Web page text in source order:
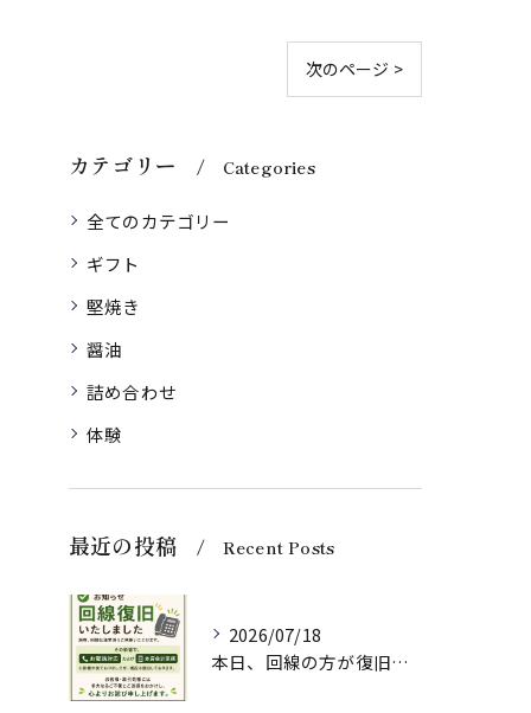
次のページ >
カテゴリー Categories
全てのカテゴリー
ギフト
堅焼き
醤油
詰め合わせ
体験
最近の投稿 Recent Posts
2026/07/18
本日、回線の方が復旧いたしましたのでお知らせいたします。